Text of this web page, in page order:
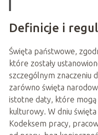
Definicje i
Święta państwowe,
które zostały
szczególnym znaczeniu
zarówno święta
istotne daty, które
kulturowy. W dniu
Kodeksem pracy,